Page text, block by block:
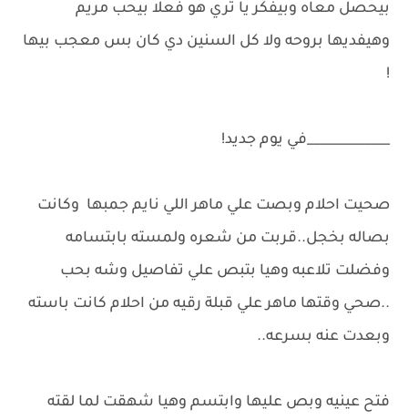
بيحصل معاه وبيفكر يا تري هو فعلا بيحب مريم
وهيفديها بروحه ولا كل السنين دي كان بس معجب بيها
!
_____________في يوم جديد!
صحيت احلام وبصت علي ماهر اللي نايم جمبها وكانت
بصاله بخجل..قربت من شعره ولمسته بابتسامه
وفضلت تلاعبه وهيا بتبص علي تفاصيل وشه بحب
..صحي وقتها ماهر علي قبلة رقيه من احلام كانت باسته
وبعدت عنه بسرعه..
فتح عينيه وبص عليها وابتسم وهيا شهقت لما لقته